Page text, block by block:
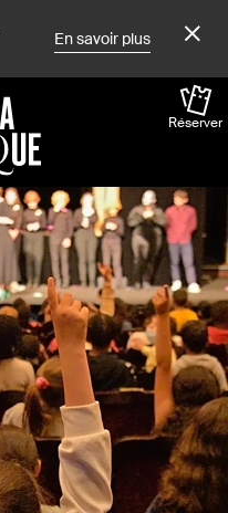
En savoir plus
Réserver